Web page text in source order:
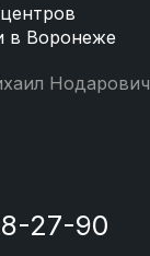
в Воронеже
Нодарович
27-90